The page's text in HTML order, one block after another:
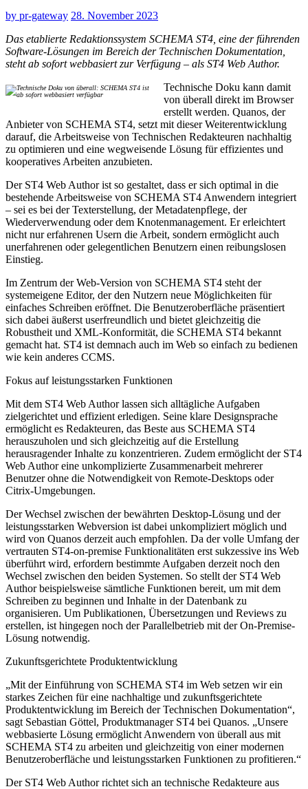
by pr-gateway 28. November 2023
Das etablierte Redaktionssystem SCHEMA ST4, eine der führenden
Software-Lösungen im Bereich der Technischen Dokumentation,
steht ab sofort webbasiert zur Verfügung – als ST4 Web Author.
Technische Doku kann damit
von überall direkt im Browser
erstellt werden. Quanos, der
Anbieter von SCHEMA ST4, setzt mit dieser Weiterentwicklung
darauf, die Arbeitsweise von Technischen Redakteuren nachhaltig
zu optimieren und eine wegweisende Lösung für effizientes und
kooperatives Arbeiten anzubieten.
Der ST4 Web Author ist so gestaltet, dass er sich optimal in die
bestehende Arbeitsweise von SCHEMA ST4 Anwendern integriert
– sei es bei der Texterstellung, der Metadatenpflege, der
Wiederverwendung oder dem Knotenmanagement. Er erleichtert
nicht nur erfahrenen Usern die Arbeit, sondern ermöglicht auch
unerfahrenen oder gelegentlichen Benutzern einen reibungslosen
Einstieg.
Im Zentrum der Web-Version von SCHEMA ST4 steht der
systemeigene Editor, der den Nutzern neue Möglichkeiten für
einfaches Schreiben eröffnet. Die Benutzeroberfläche präsentiert
sich dabei äußerst userfreundlich und bietet gleichzeitig die
Robustheit und XML-Konformität, die SCHEMA ST4 bekannt
gemacht hat. ST4 ist demnach auch im Web so einfach zu bedienen
wie kein anderes CCMS.
Fokus auf leistungsstarken Funktionen
Mit dem ST4 Web Author lassen sich alltägliche Aufgaben
zielgerichtet und effizient erledigen. Seine klare Designsprache
ermöglicht es Redakteuren, das Beste aus SCHEMA ST4
herauszuholen und sich gleichzeitig auf die Erstellung
herausragender Inhalte zu konzentrieren. Zudem ermöglicht der ST4
Web Author eine unkomplizierte Zusammenarbeit mehrerer
Benutzer ohne die Notwendigkeit von Remote-Desktops oder
Citrix-Umgebungen.
Der Wechsel zwischen der bewährten Desktop-Lösung und der
leistungsstarken Webversion ist dabei unkompliziert möglich und
wird von Quanos derzeit auch empfohlen. Da der volle Umfang der
vertrauten ST4-on-premise Funktionalitäten erst sukzessive ins Web
überführt wird, erfordern bestimmte Aufgaben derzeit noch den
Wechsel zwischen den beiden Systemen. So stellt der ST4 Web
Author beispielsweise sämtliche Funktionen bereit, um mit dem
Schreiben zu beginnen und Inhalte in der Datenbank zu
organisieren. Um Publikationen, Übersetzungen und Reviews zu
erstellen, ist hingegen noch der Parallelbetrieb mit der On-Premise-
Lösung notwendig.
Zukunftsgerichtete Produktentwicklung
„Mit der Einführung von SCHEMA ST4 im Web setzen wir ein
starkes Zeichen für eine nachhaltige und zukunftsgerichtete
Produktentwicklung im Bereich der Technischen Dokumentation“,
sagt Sebastian Göttel, Produktmanager ST4 bei Quanos. „Unsere
webbasierte Lösung ermöglicht Anwendern von überall aus mit
SCHEMA ST4 zu arbeiten und gleichzeitig von einer modernen
Benutzeroberfläche und leistungsstarken Funktionen zu profitieren.“
Der ST4 Web Author richtet sich an technische Redakteure aus